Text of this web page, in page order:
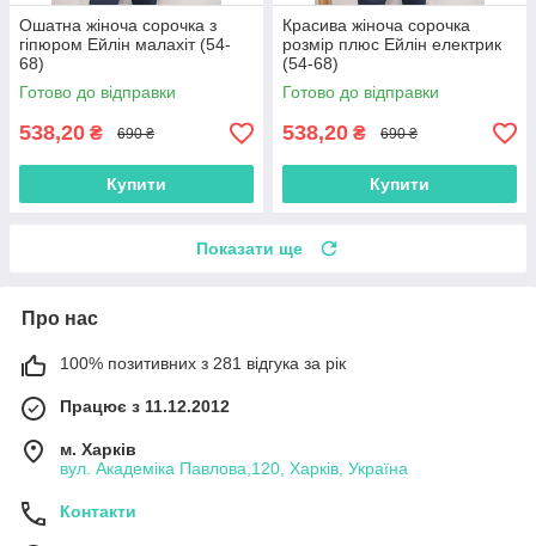
Ошатна жіноча сорочка з
гіпюром Ейлін малахіт (54-
68)
Готово до відправки
538,20 ₴ 690 ₴
Купити
Красива жіноча сорочка
розмір плюс Ейлін електрик
(54-68)
Готово до відправки
538,20 ₴ 690 ₴
Купити
Показати ще
Про нас
100% позитивних з 281 відгука за рік
Працює з 11.12.2012
м. Харків
вул. Академіка Павлова,120, Харків, Україна
Контакти